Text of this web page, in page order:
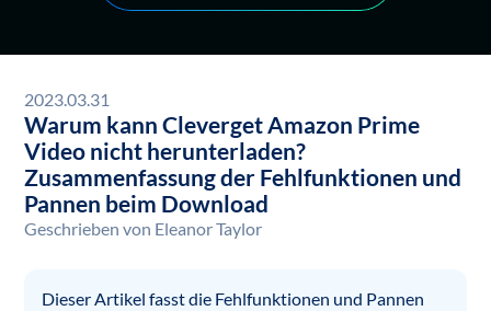
2023.03.31
Warum kann Cleverget Amazon Prime
Video nicht herunterladen?
Zusammenfassung der Fehlfunktionen und
Pannen beim Download
Geschrieben von Eleanor Taylor
Dieser Artikel fasst die Fehlfunktionen und Pannen